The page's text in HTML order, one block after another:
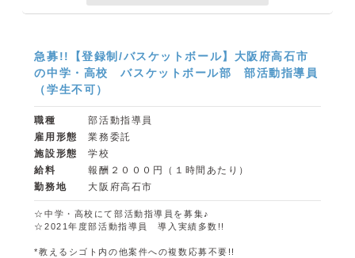
急募!!【登録制/バスケットボール】大阪府高石市
の中学・高校 バスケットボール部 部活動指導員
（学生不可）
職種
部活動指導員
雇用形態
業務委託
施設形態
学校
給料
報酬２０００円（１時間あたり）
勤務地
大阪府高石市
☆中学・高校にて部活動指導員を募集♪
☆2021年度部活動指導員 導入実績多数!!
*教えるシゴト内の他案件への複数応募不要!!